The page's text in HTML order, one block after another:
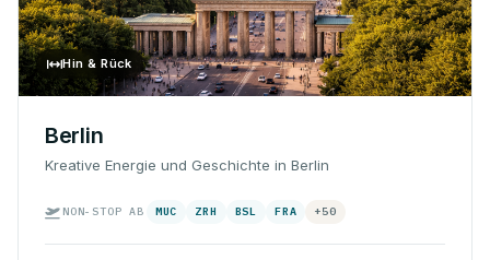
Hin & Rück
Berlin
Kreative Energie und Geschichte in Berlin
NON-STOP AB MUC ZRH BSL FRA +50